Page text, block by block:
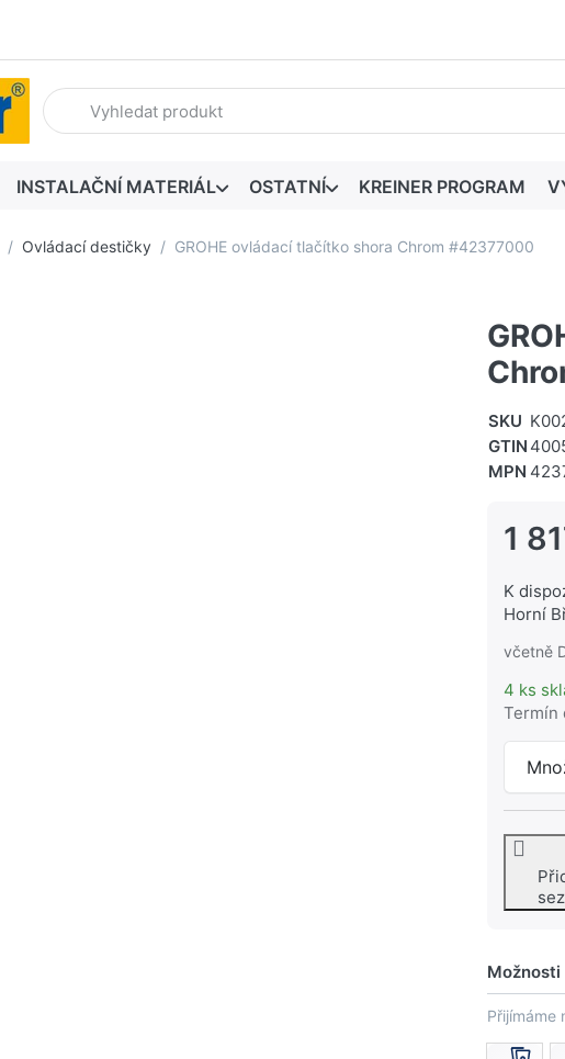
Zadejte hledaný výraz. První výsledky se zobrazí automaticky při
INSTALAČNÍ MATERIÁL OSTATNÍ KREINER PROGRAM
Ovládací destičky GROHE ovládací tlačítko shora Chrom #42377000
SKU
GTIN
MPN
1
K
Horní
včetně
4 ks
Termín
Přijímáme